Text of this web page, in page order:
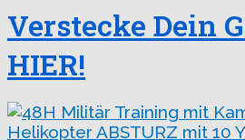
Verstecke Dein
HIER!